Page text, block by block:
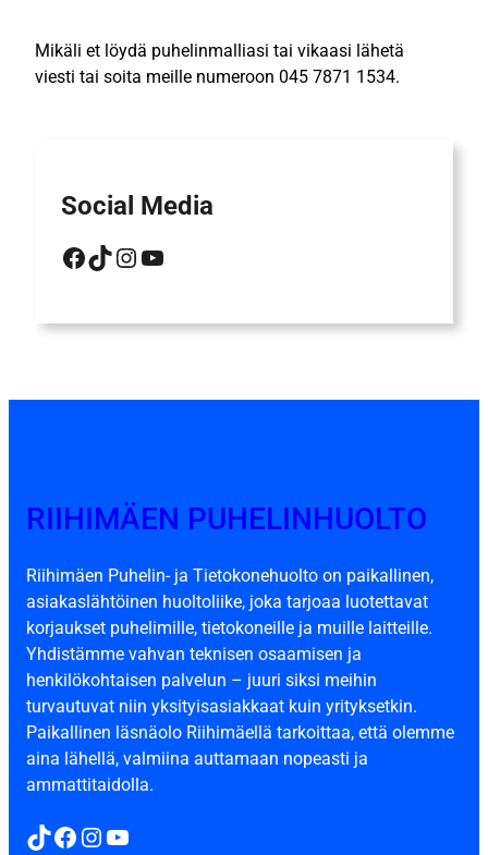
Mikäli et löydä puhelinmalliasi tai vikaasi lähetä
viesti tai soita meille numeroon 045 7871 1534.
Social Media
Facebook TikTok Instagram YouTube
RIIHIMÄEN PUHELINHUOLTO
Riihimäen Puhelin- ja Tietokonehuolto on paikallinen,
asiakaslähtöinen huoltoliike, joka tarjoaa luotettavat
korjaukset puhelimille, tietokoneille ja muille laitteille.
Yhdistämme vahvan teknisen osaamisen ja
henkilökohtaisen palvelun – juuri siksi meihin
turvautuvat niin yksityisasiakkaat kuin yrityksetkin.
Paikallinen läsnäolo Riihimäellä tarkoittaa, että olemme
aina lähellä, valmiina auttamaan nopeasti ja
ammattitaidolla.
TikTok Facebook Instagram YouTube